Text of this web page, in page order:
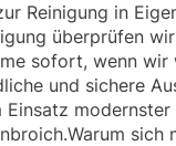
Reinigung in
überprüfen
sofort, wenn wir
und sichere
Einsatz